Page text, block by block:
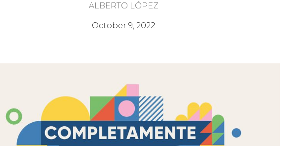
ALBERTO LÓPEZ
October 9, 2022